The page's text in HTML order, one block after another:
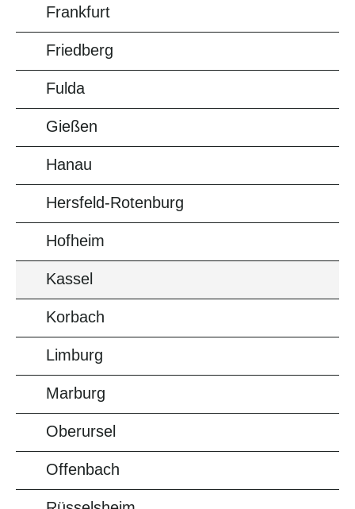
Frankfurt
Friedberg
Fulda
Gießen
Hanau
Hersfeld-Rotenburg
Hofheim
Kassel
Korbach
Limburg
Marburg
Oberursel
Offenbach